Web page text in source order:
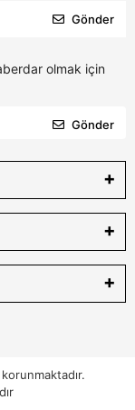
Gönder
olmak için
Gönder